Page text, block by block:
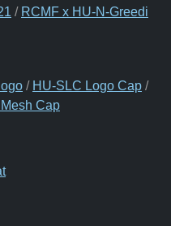
/ RCMF x HU-N-Greedi
/ HU-SLC Logo Cap /
Cap